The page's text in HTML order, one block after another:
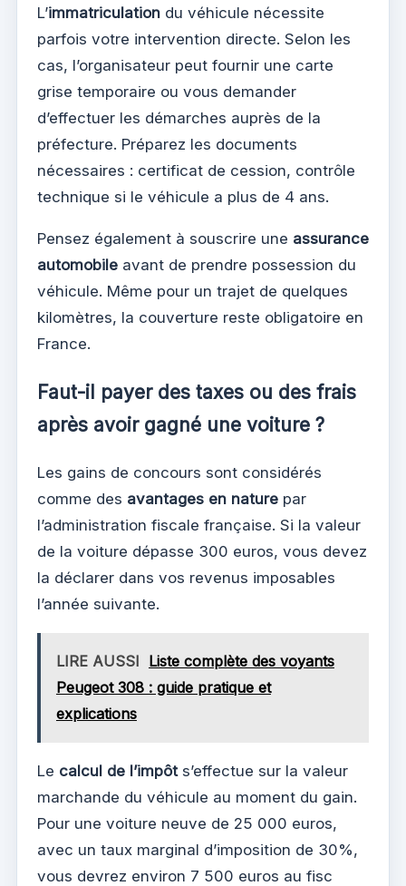
L’immatriculation du véhicule nécessite
parfois votre intervention directe. Selon les
cas, l’organisateur peut fournir une carte
grise temporaire ou vous demander
d’effectuer les démarches auprès de la
préfecture. Préparez les documents
nécessaires : certificat de cession, contrôle
technique si le véhicule a plus de 4 ans.
Pensez également à souscrire une assurance
automobile avant de prendre possession du
véhicule. Même pour un trajet de quelques
kilomètres, la couverture reste obligatoire en
France.
Faut-il payer des taxes ou des frais
après avoir gagné une voiture ?
Les gains de concours sont considérés
comme des avantages en nature par
l’administration fiscale française. Si la valeur
de la voiture dépasse 300 euros, vous devez
la déclarer dans vos revenus imposables
l’année suivante.
LIRE AUSSI Liste complète des voyants
Peugeot 308 : guide pratique et
explications
Le calcul de l’impôt s’effectue sur la valeur
marchande du véhicule au moment du gain.
Pour une voiture neuve de 25 000 euros,
avec un taux marginal d’imposition de 30%,
vous devrez environ 7 500 euros au fisc